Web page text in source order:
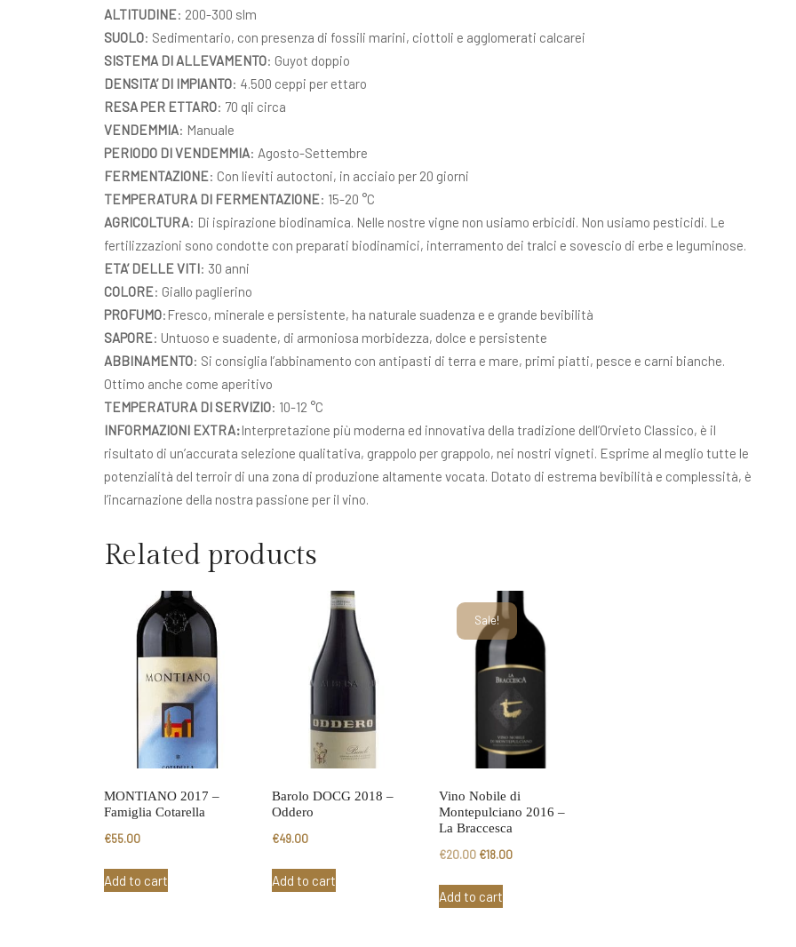
ALTITUDINE: 200-300 slm
SUOLO: Sedimentario, con presenza di fossili marini, ciottoli e agglomerati calcarei
SISTEMA DI ALLEVAMENTO: Guyot doppio
DENSITA’ DI IMPIANTO: 4.500 ceppi per ettaro
RESA PER ETTARO: 70 qli circa
VENDEMMIA: Manuale
PERIODO DI VENDEMMIA: Agosto-Settembre
FERMENTAZIONE: Con lieviti autoctoni, in acciaio per 20 giorni
TEMPERATURA DI FERMENTAZIONE: 15-20 °C
AGRICOLTURA: Di ispirazione biodinamica. Nelle nostre vigne non usiamo erbicidi. Non usiamo pesticidi. Le
fertilizzazioni sono condotte con preparati biodinamici, interramento dei tralci e sovescio di erbe e leguminose.
ETA’ DELLE VITI: 30 anni
COLORE: Giallo paglierino
PROFUMO:Fresco, minerale e persistente, ha naturale suadenza e e grande bevibilità
SAPORE: Untuoso e suadente, di armoniosa morbidezza, dolce e persistente
ABBINAMENTO: Si consiglia l’abbinamento con antipasti di terra e mare, primi piatti, pesce e carni bianche.
Ottimo anche come aperitivo
TEMPERATURA DI SERVIZIO: 10-12 °C
INFORMAZIONI EXTRA:Interpretazione più moderna ed innovativa della tradizione dell’Orvieto Classico, è il
risultato di un’accurata selezione qualitativa, grappolo per grappolo, nei nostri vigneti. Esprime al meglio tutte le
potenzialità del terroir di una zona di produzione altamente vocata. Dotato di estrema bevibilità e complessità, è
l’incarnazione della nostra passione per il vino.
Related products
MONTIANO 2017 –
Famiglia Cotarella
€55.00
Add to cart
Barolo DOCG 2018 –
Oddero
€49.00
Add to cart
Sale!
Vino Nobile di
Montepulciano 2016 –
La Braccesca
€20.00 Original
was:
€18.00Current
Add to cart